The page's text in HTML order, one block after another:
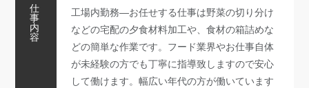
仕
事
内
容
工場内勤務―お任せする仕事は野菜の切り分け
などの宅配の夕食材料加工や、食材の箱詰めな
どの簡単な作業です。フード業界やお仕事自体
が未経験の方でも丁寧に指導致しますので安心
して働けます。幅広い年代の方が働いています